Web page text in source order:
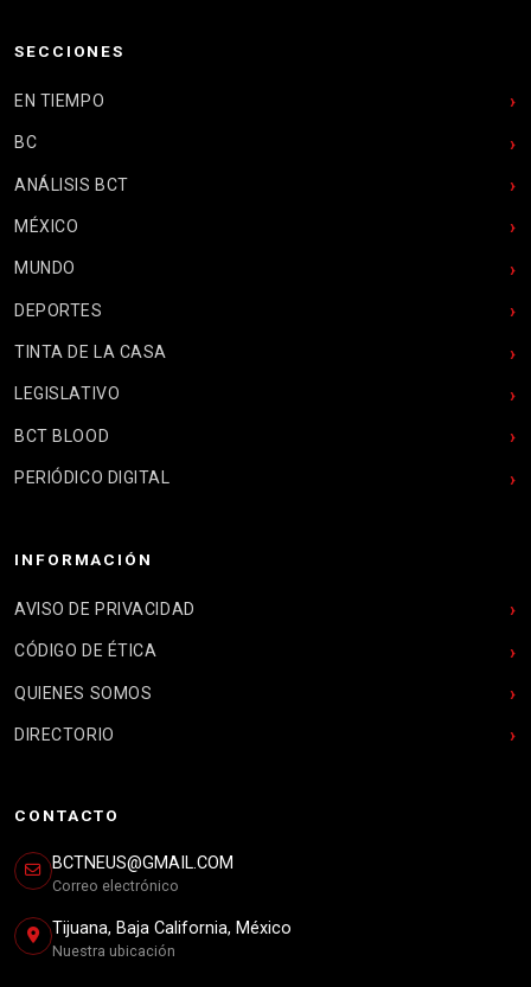
SECCIONES
EN TIEMPO
BC
ANÁLISIS BCT
MÉXICO
MUNDO
DEPORTES
TINTA DE LA CASA
LEGISLATIVO
BCT BLOOD
PERIÓDICO DIGITAL
INFORMACIÓN
AVISO DE PRIVACIDAD
CÓDIGO DE ÉTICA
QUIENES SOMOS
DIRECTORIO
CONTACTO
BCTNEUS@GMAIL.COM
Correo electrónico
Tijuana, Baja California, México
Nuestra ubicación